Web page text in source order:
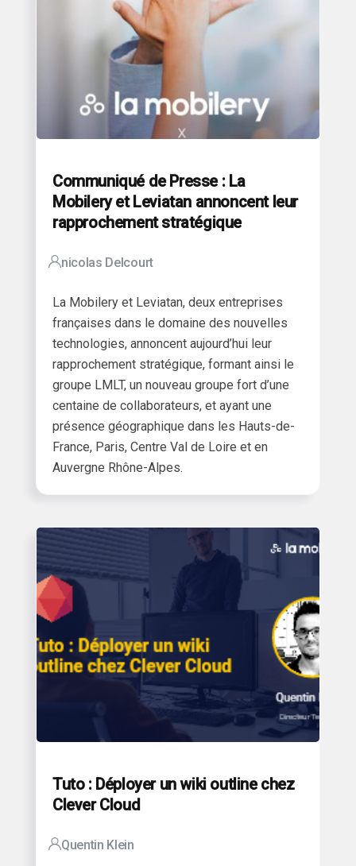
Communiqué de Presse : La
Mobilery et Leviatan annoncent leur
rapprochement stratégique
nicolas Delcourt
La Mobilery et Leviatan, deux entreprises
françaises dans le domaine des nouvelles
technologies, annoncent aujourd’hui leur
rapprochement stratégique, formant ainsi le
groupe LMLT, un nouveau groupe fort d’une
centaine de collaborateurs, et ayant une
présence géographique dans les Hauts-de-
France, Paris, Centre Val de Loire et en
Auvergne Rhône-Alpes.
Tuto : Déployer un wiki outline chez
Clever Cloud
Quentin Klein